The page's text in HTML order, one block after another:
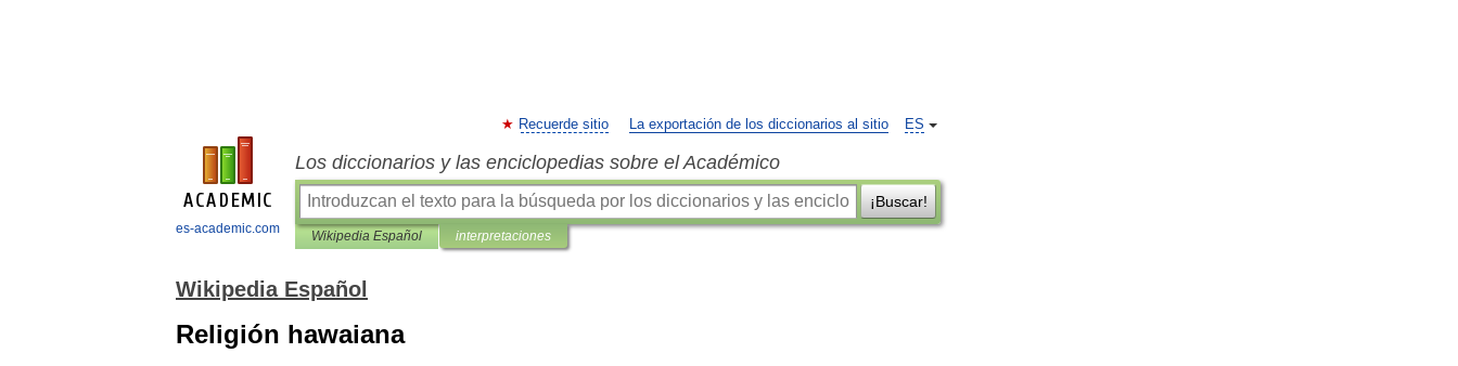
es-academic.com
ES
Recuerde sitio La exportación de los diccionarios al sitio
Los diccionarios y las enciclopedias sobre el Académico
¡Buscar!
Wikipedia Español interpretaciones
Wikipedia Español
Religión hawaiana